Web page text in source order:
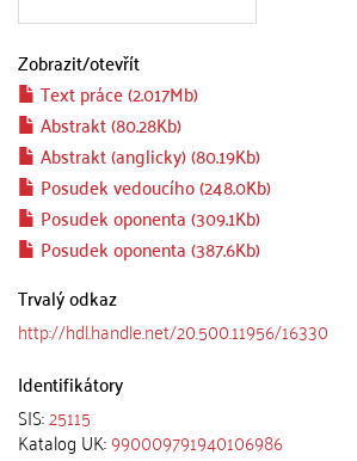
Zobrazit/otevřít
Text práce (2.017Mb)
Abstrakt (80.28Kb)
Abstrakt (anglicky) (80.19Kb)
Posudek vedoucího (248.0Kb)
Posudek oponenta (309.1Kb)
Posudek oponenta (387.6Kb)
Trvalý odkaz
http://hdl.handle.net/20.500.11956/16330
Identifikátory
SIS:25115
Katalog UK:990009791940106986